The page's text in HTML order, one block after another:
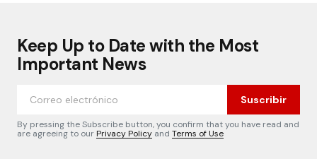
Keep Up to Date with the Most
Important News
Suscribir
By pressing the Subscribe button, you confirm that you have read and
are agreeing to ourPrivacy Policy and Terms of Use